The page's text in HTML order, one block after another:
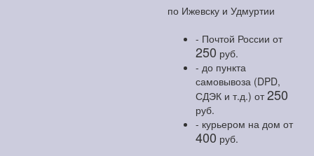
по Ижевску и Удмуртии
- Почтой России от
250 руб.
- до пункта
самовывоза (DPD,
СДЭК и т.д.) от250
руб.
- курьером на дом от
400 руб.